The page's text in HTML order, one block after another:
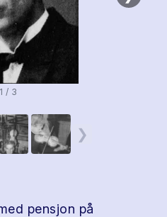
1 / 3
❯
pensjon på